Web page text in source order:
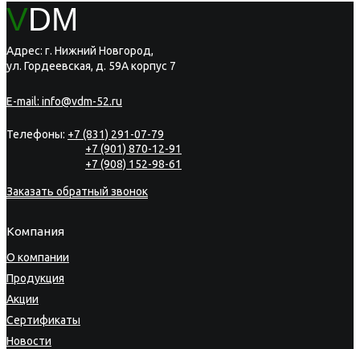
VDM
Адрес: г. Нижний Новгород,
ул. Гордеевская, д. 59А корпус 7
E-mail: info@vdm-52.ru
Телефоны: +7 (831) 291-07-79
+7 (901) 870-12-91
+7 (908) 152-98-61
Заказать обратный звонок
Компания
О компании
Продукция
Акции
Сертификаты
Новости